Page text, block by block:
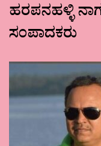
ಹರಪನಹಳ್ಳಿ
ಸಂಪಾದಕರು